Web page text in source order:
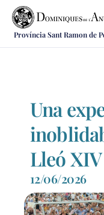
Província Sant Ramon de
Qui som
Vocacions
Notícies
Recursos
Contacte
Una
Lleó
12/06/2026